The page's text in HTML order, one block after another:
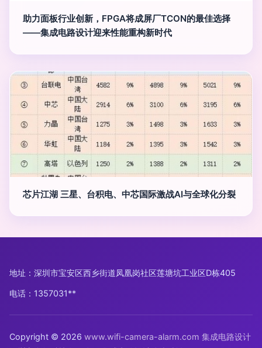
助力面板行业创新，FPGA将成屏厂TCON的最佳选择
——集成电路设计迎来性能重构新时代
芯片江湖 三星、台积电、中芯国际激战AI与全球化分裂
地址：深圳市宝安区西乡街道凤凰岗社区莲塘坑工业区D栋405
电话：1357031**
Copyright © 2026 www.wifi-camera-alarm.com 集成电路设计